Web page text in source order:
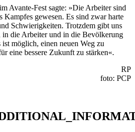
Avante-Fest sagte: »Die Arbeiter sind
Kampfes gewesen. Es sind zwar harte
Schwierigkeiten. Trotzdem gibt uns
in die Arbeiter und in die Bevölkerung
möglich, einen neuen Weg zu
eine bessere Zukunft zu stärken«.
RP
foto: PCP